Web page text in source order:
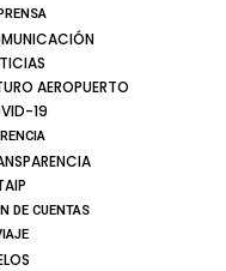
AEROPUERTO
19
DE CUENTAS